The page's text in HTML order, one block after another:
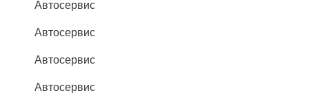
Автосервис
Автосервис
Автосервис
Автосервис